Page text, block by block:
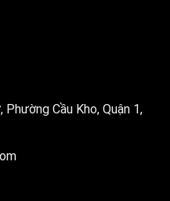
Cầu Kho, Quận 1,